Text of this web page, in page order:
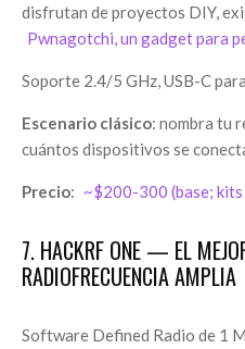
disfrutan de proyectos DIY,
Pwnagotchi, un gadget para
Soporte 2.4/5 GHz, USB-C
Escenario clásico: nombra tu
cuántos dispositivos se
Precio: ~$200-300 (base; kits
7. HACKRF ONE — EL
RADIOFRECUENCIA AMPLIA
Software Defined Radio de 1